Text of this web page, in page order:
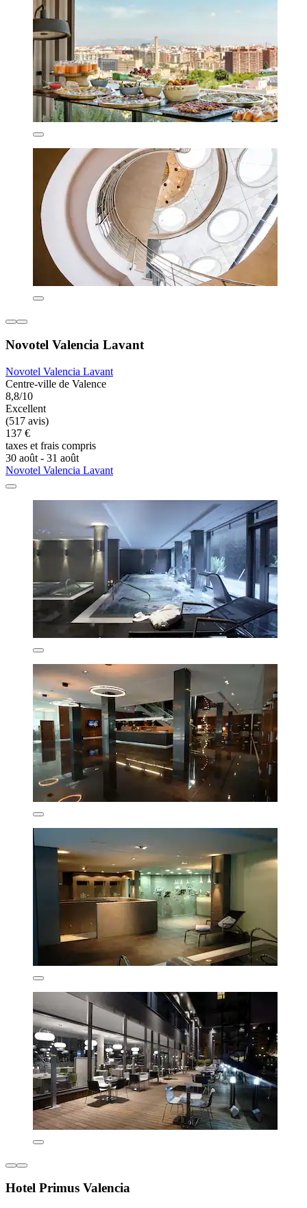
Novotel Valencia Lavant
Novotel Valencia Lavant
Centre-ville de Valence
8,8/10
Excellent
(517 avis)
137 €
taxes et frais compris
30 août - 31 août
Novotel Valencia Lavant
Hotel Primus Valencia